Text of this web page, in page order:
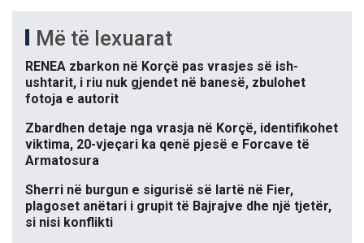
Më të lexuarat
RENEA zbarkon në Korçë pas vrasjes së ish-
ushtarit, i riu nuk gjendet në banesë, zbulohet
fotoja e autorit
Zbardhen detaje nga vrasja në Korçë, identifikohet
viktima, 20-vjeçari ka qenë pjesë e Forcave të
Armatosura
Sherri në burgun e sigurisë së lartë në Fier,
plagoset anëtari i grupit të Bajrajve dhe një tjetër,
si nisi konflikti